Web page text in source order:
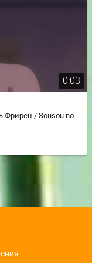
0:03
Фрирен / Sousou no